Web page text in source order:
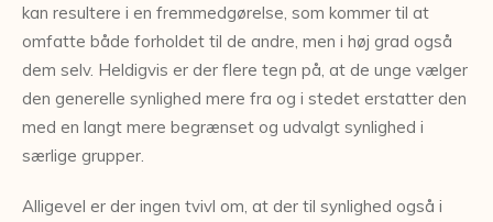
kan resultere i en fremmedgørelse, som kommer til at
omfatte både forholdet til de andre, men i høj grad også
dem selv. Heldigvis er der flere tegn på, at de unge vælger
den generelle synlighed mere fra og i stedet erstatter den
med en langt mere begrænset og udvalgt synlighed i
særlige grupper.
Alligevel er der ingen tvivl om, at der til synlighed også i